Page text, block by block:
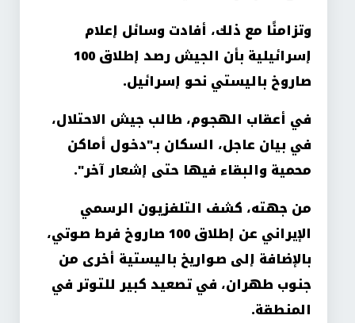
وتزامنًا مع ذلك، أفادت وسائل إعلام
إسرائيلية بأن الجيش رصد إطلاق 100
صاروخ باليستي نحو إسرائيل.
في أعقاب الهجوم، طالب جيش الاحتلال،
في بيان عاجل، السكان بـ"دخول أماكن
محمية والبقاء فيها حتى إشعار آخر".
من جهته، كشف التلفزيون الرسمي
الإيراني عن إطلاق 100 صاروخ فرط صوتي،
بالإضافة إلى صواريخ باليستية أخرى من
جنوب طهران، في تصعيد كبير للتوتر في
المنطقة.